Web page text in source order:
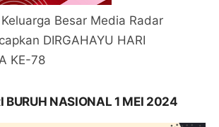
Besar Media Radar
DIRGAHAYU HARI
KE-78
BURUH NASIONAL 1 MEI 2024